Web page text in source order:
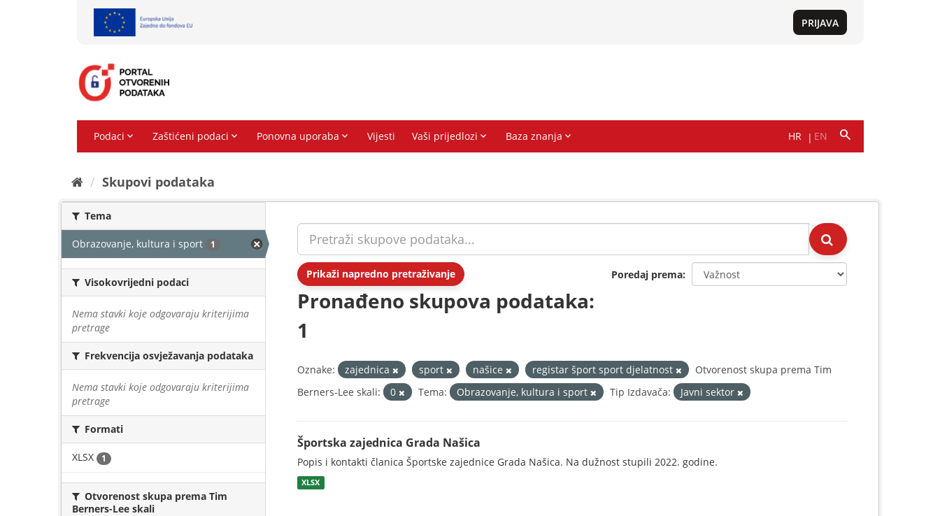
Skupovi podаtаkа
Tema
Obrazovanje, kultura i sport 1
Visokovrijedni podaci
Nema stavki koje odgovaraju kriterijima
pretrage
Frekvencija osvježavanja podataka
Nema stavki koje odgovaraju kriterijima
pretrage
Formati
XLSX 1
Otvorenost skupa prema Tim
Berners-Lee skali
Prikaži napredno pretraživanje Poredaj prema
Pronađeno skupova podataka:
1
Oznake: zajednica sport našice registar šport sport djelatnost
Otvorenost skupa prema Tim
Berners-Lee skali:
0 Tema: Obrazovanje, kultura i sport Tip Izdavača: Javni sektor
Športska zajednica Grada Našica
Popis i kontakti članica Športske zajednice Grada Našica. Na dužnost stupili 2022. godine.
XLSX